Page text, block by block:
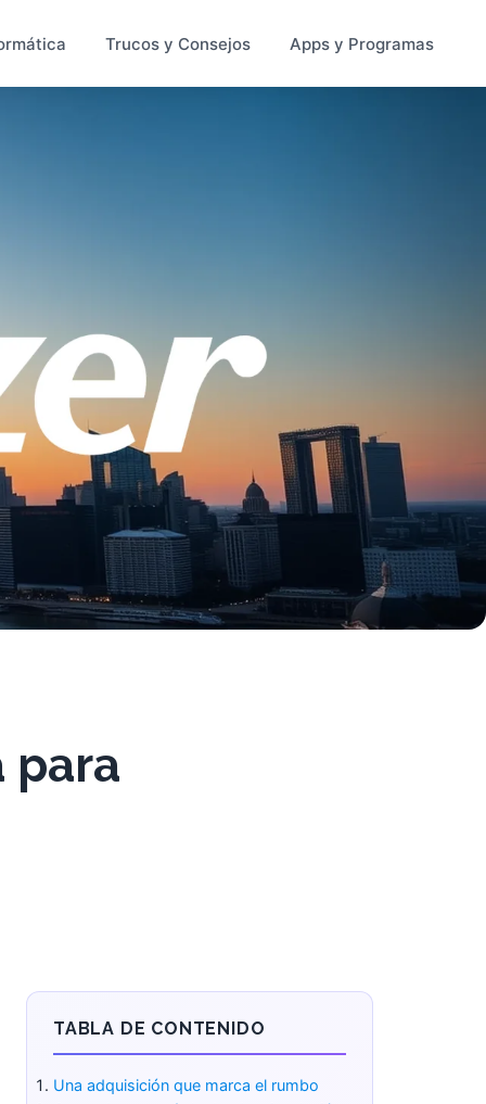
Trucos y Consejos Apps y Programas
para
TABLA DE CONTENIDO
Una adquisición que marca el